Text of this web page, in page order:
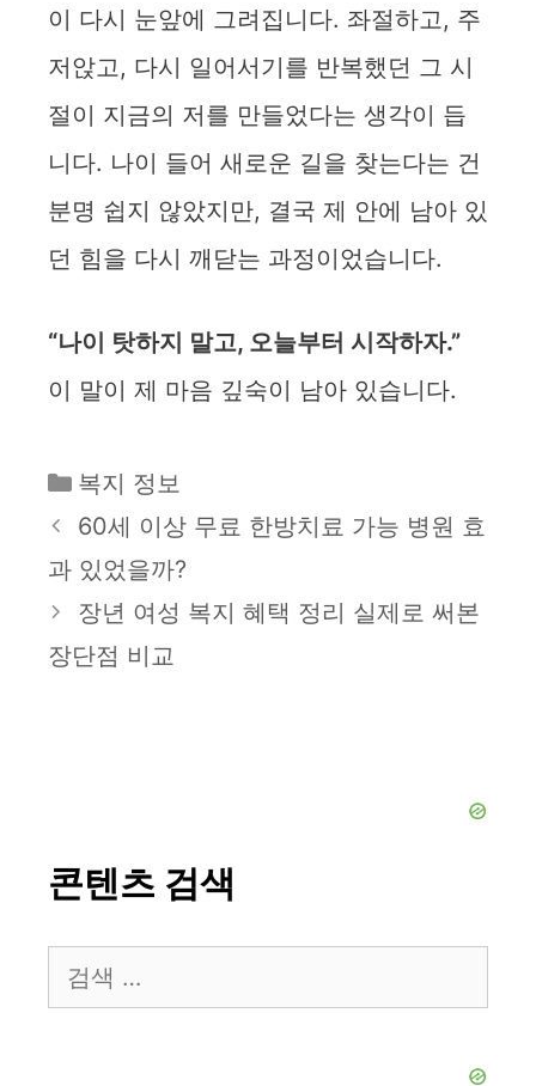
이 다시 눈앞에 그려집니다. 좌절하고, 주
저앉고, 다시 일어서기를 반복했던 그 시
절이 지금의 저를 만들었다는 생각이 듭
니다. 나이 들어 새로운 길을 찾는다는 건
분명 쉽지 않았지만, 결국 제 안에 남아 있
던 힘을 다시 깨닫는 과정이었습니다.
“나이 탓하지 말고, 오늘부터 시작하자.”
이 말이 제 마음 깊숙이 남아 있습니다.
카
테
리
복지 정보
60세 이상 무료 한방치료 가능 병원 효
과 있었을까?
장년 여성 복지 혜택 정리 실제로 써본
장단점 비교
콘텐츠 검색
색: